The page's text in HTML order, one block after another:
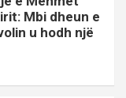
Mbi dheun e
u hodh një